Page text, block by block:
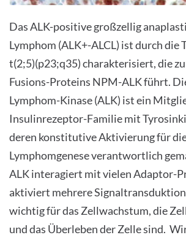
Das ALK-positive großzellig
Lymphom (ALK+-ALCL) ist durch die
t(2;5)(p23;q35) charakterisiert, die
Fusions-Proteins NPM-ALK führt.
Lymphom-Kinase (ALK) ist ein
Insulinrezeptor-Familie mit
deren konstitutive Aktivierung für
Lymphomgenese verantwortlich
ALK interagiert mit vielen Adaptor-
aktiviert mehrere
wichtig für das Zellwachstum, die
und das Überleben der Zelle sind.